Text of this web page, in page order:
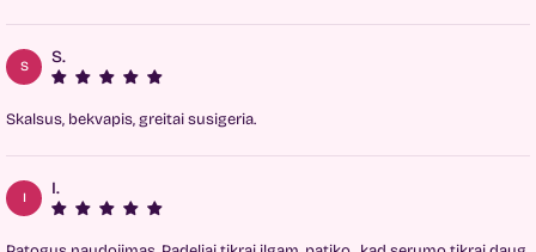
S S.
Skalsus, bekvapis, greitai susigeria.
I I.